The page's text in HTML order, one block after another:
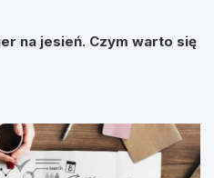
na jesień. Czym warto się